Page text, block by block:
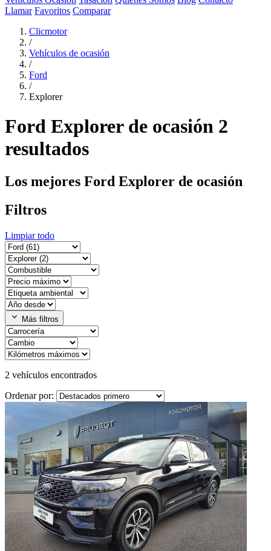
Llamar Favoritos Comparar
Clicmotor
/
Vehículos de ocasión
/
Ford
/
Explorer
Ford Explorer de ocasión 2
resultados
Los mejores Ford Explorer de ocasión
Filtros
Limpiar todo
expand_more Más filtros
2 vehículos encontrados
Ordenar por: